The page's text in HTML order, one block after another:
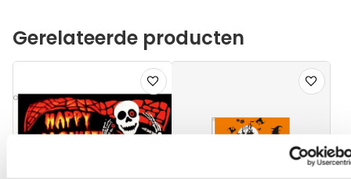
Gerelateerde producten
Voeg
toe
aan
verlanglijst
Voeg
toe